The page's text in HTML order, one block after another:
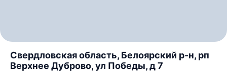
Свердловская область, Белоярский р-н, рп
Верхнее Дуброво, ул Победы, д 7